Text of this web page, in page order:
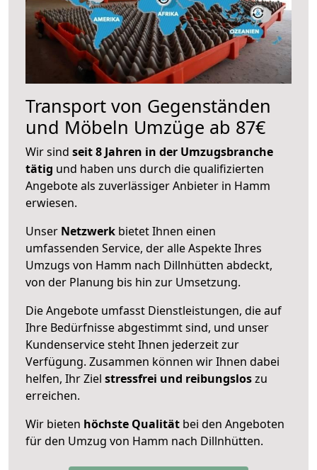
Transport von Gegenständen
und Möbeln Umzüge ab 87€
Wir sind seit 8 Jahren in der Umzugsbranche
tätig und haben uns durch die qualifizierten
Angebote als zuverlässiger Anbieter in Hamm
erwiesen.
Unser Netzwerk bietet Ihnen einen
umfassenden Service, der alle Aspekte Ihres
Umzugs von Hamm nach Dillnhütten abdeckt,
von der Planung bis hin zur Umsetzung.
Die Angebote umfasst Dienstleistungen, die auf
Ihre Bedürfnisse abgestimmt sind, und unser
Kundenservice steht Ihnen jederzeit zur
Verfügung. Zusammen können wir Ihnen dabei
helfen, Ihr Ziel stressfrei und reibungsloszu
erreichen.
Wir bieten höchste Qualität bei den Angeboten
für den Umzug von Hamm nach Dillnhütten.